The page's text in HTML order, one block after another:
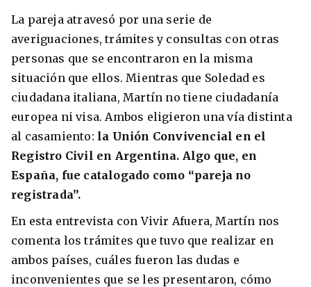
La pareja atravesó por una serie de
averiguaciones, trámites y consultas con otras
personas que se encontraron en la misma
situación que ellos. Mientras que Soledad es
ciudadana italiana, Martín no tiene ciudadanía
europea ni visa. Ambos eligieron una vía distinta
al casamiento: la Unión Convivencial en el
Registro Civil en Argentina. Algo que, en
España, fue catalogado como “pareja no
registrada”.
En esta entrevista con Vivir Afuera, Martín nos
comenta los trámites que tuvo que realizar en
ambos países, cuáles fueron las dudas e
inconvenientes que se les presentaron, cómo